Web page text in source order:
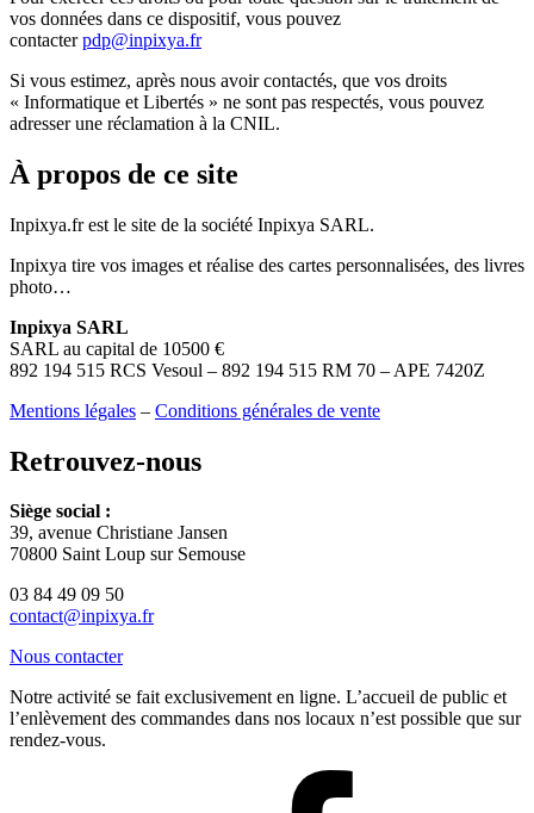
vos données dans ce dispositif, vous pouvez
contacterpdp@inpixya.fr
Si vous estimez, après nous avoir contactés, que vos droits
« Informatique et Libertés » ne sont pas respectés, vous pouvez
adresser une réclamation à la CNIL.
À propos de ce site
Inpixya.fr est le site de la société Inpixya SARL.
Inpixya tire vos images et réalise des cartes personnalisées, des livres
photo…
Inpixya SARL
SARL au capital de 10500 €
892 194 515 RCS Vesoul – 892 194 515 RM 70 – APE 7420Z
Mentions légales – Conditions générales de vente
Retrouvez-nous
Siège social :
39, avenue Christiane Jansen
70800 Saint Loup sur Semouse
03 84 49 09 50
contact@inpixya.fr
Nous contacter
Notre activité se fait exclusivement en ligne. L’accueil de public et
l’enlèvement des commandes dans nos locaux n’est possible que sur
rendez-vous.